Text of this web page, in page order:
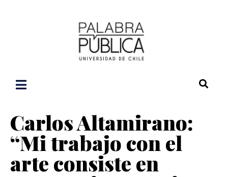
Carlos Altamirano:
“Mi trabajo con el
arte consiste en